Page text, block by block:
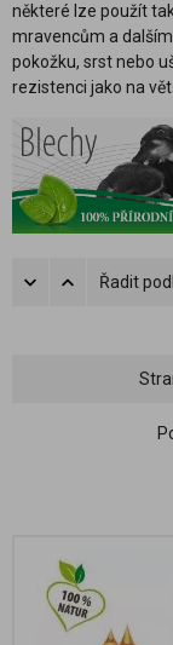
některé lze použít
mravencům a
pokožku, srst nebo
rezistenci jako na
Řadit